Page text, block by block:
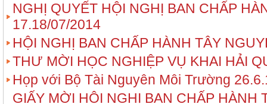
NGHỊ QUYẾT HỘI NGHỊ BAN CHẤP
17.18/07/2014
HỘI NGHỊ BAN CHẤP HÀNH TÂY
THƯ MỜI HỌC NGHIỆP VỤ KHAI HẢI
Họp với Bộ Tài Nguyên Môi Trường
GIẤY MỜI HỘI NGHỊ BAN CHẤP HÀNH